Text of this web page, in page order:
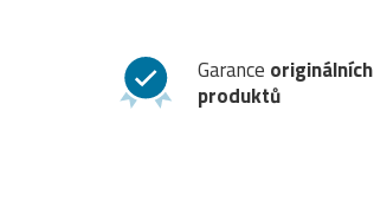
Garance originálních
produktů